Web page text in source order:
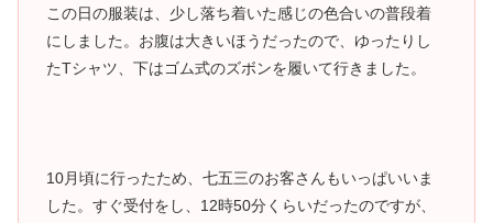
この日の服装は、少し落ち着いた感じの色合いの普段着
にしました。お腹は大きいほうだったので、ゆったりし
たTシャツ、下はゴム式のズボンを履いて行きました。
10月頃に行ったため、七五三のお客さんもいっぱいいま
した。すぐ受付をし、12時50分くらいだったのですが、